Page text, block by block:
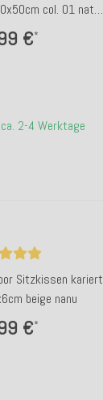
col. 01 natur
€*
2-4 Werktage
Sitzkissen kariert
beige nanu
€*